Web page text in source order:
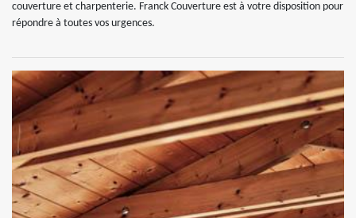
couverture et charpenterie. Franck Couverture est à votre disposition pour
répondre à toutes vos urgences.